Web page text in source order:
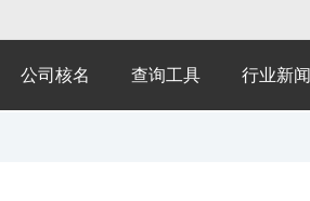
公司核名 查询工具 行业新闻